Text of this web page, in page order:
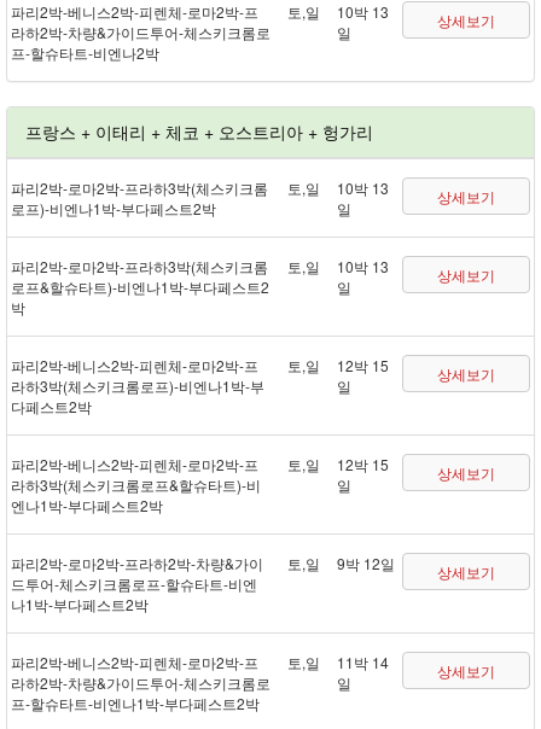
파리 2박 - 베니스 2박 - 피렌체 - 로마 2박 - 프
라하 2박 - 차량&가이드투어 - 체스키크롬로
프 - 할슈타트 - 비엔나 2박
토,일
10박 13
일
상세보기
프랑스 + 이태리 + 체코 + 오스트리아 + 헝가리
파리 2박 - 로마 2박 - 프라하 3박(체스키크롬
로프) - 비엔나 1박 - 부다페스트 2박
토,일
10박 13
일
상세보기
파리 2박 - 로마 2박 - 프라하 3박(체스키크롬
로프&할슈타트) - 비엔나 1박 - 부다페스트 2
박
토,일
10박 13
일
상세보기
파리 2박 - 베니스 2박 - 피렌체 - 로마 2박 - 프
라하 3박(체스키크롬로프) - 비엔나 1박 - 부
다페스트 2박
토,일
12박 15
일
상세보기
파리 2박 - 베니스 2박 - 피렌체 - 로마 2박 - 프
라하 3박(체스키크롬로프&할슈타트) - 비
엔나 1박 - 부다페스트 2박
토,일
12박 15
일
상세보기
파리 2박 - 로마 2박 - 프라하 2박 - 차량&가이
드투어 - 체스키크롬로프 - 할슈타트 - 비엔
나 1박 - 부다페스트 2박
토,일 9박 12일 상세보기
파리 2박 - 베니스 2박 - 피렌체 - 로마 2박 - 프
라하 2박 - 차량&가이드투어 - 체스키크롬로
프 - 할슈타트 - 비엔나 1박 - 부다페스트 2박
토,일
11박 14
일
상세보기